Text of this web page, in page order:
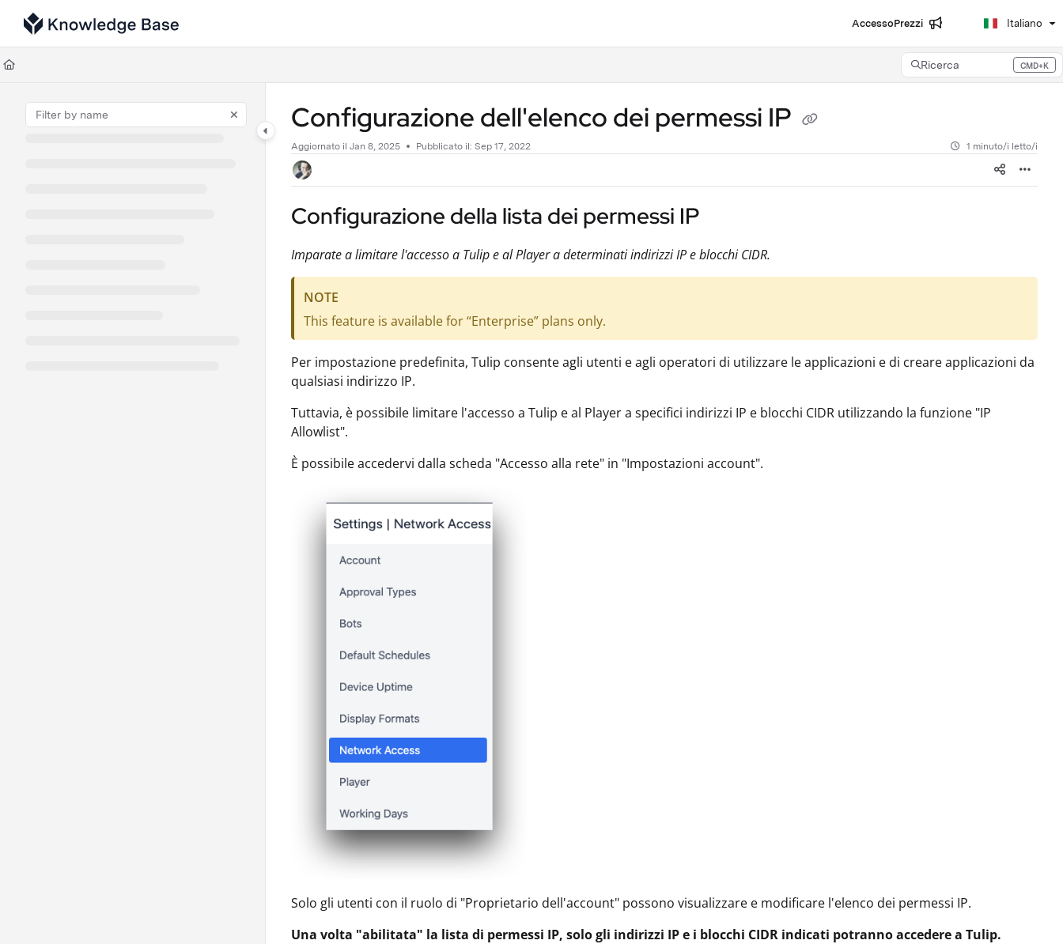
Documentation Index
Fetch the complete documentation index at:
Use this file to discover all available pages before exploring further.
AccessoPrezzi Italiano
Ricerca CMD+K
Press CMD+K to open search
Configurazione dell'elenco dei permessi IP
Aggiornato il Jan 8, 2025 Pubblicato il: Sep 17, 2022 1 minuto/i letto/i
Configurazione della lista dei permessi IP
Imparate a limitare l'accesso a Tulip e al Player a determinati indirizzi IP e blocchi CIDR.
NOTE
This feature is available for “Enterprise” plans only.
Per impostazione predefinita, Tulip consente agli utenti e agli operatori di utilizzare le applicazioni e di creare applicazioni da
qualsiasi indirizzo IP.
Tuttavia, è possibile limitare l'accesso a Tulip e al Player a specifici indirizzi IP e blocchi CIDR utilizzando la funzione "IP
Allowlist".
È possibile accedervi dalla scheda "Accesso alla rete" in "Impostazioni account".
Solo gli utenti con il ruolo di "Proprietario dell'account" possono visualizzare e modificare l'elenco dei permessi IP.
Una volta "abilitata" la lista di permessi IP, solo gli indirizzi IP e i blocchi CIDR indicati potranno accedere a Tulip.